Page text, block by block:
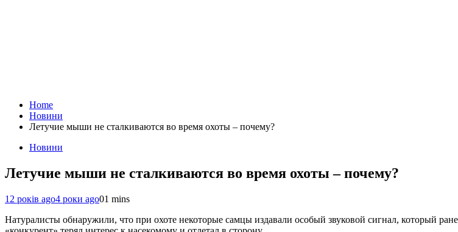
Home
Новини
Летучие мыши не сталкиваются во время охоты – почему?
Новини
Летучие мыши не сталкиваются во время охоты – почему?
12 років ago4 роки ago01 mins
Натуралисты обнаружили, что при охоте некоторые самцы издавали особый звуковой сигнал, который